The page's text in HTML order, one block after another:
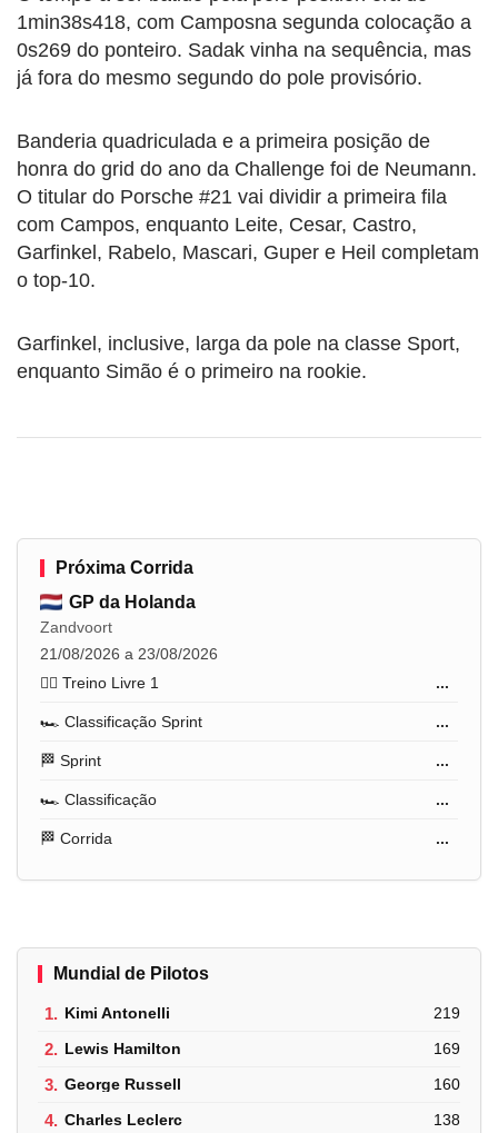
1min38s418, com Camposna segunda colocação a
0s269 do ponteiro. Sadak vinha na sequência, mas
já fora do mesmo segundo do pole provisório.
Banderia quadriculada e a primeira posição de
honra do grid do ano da Challenge foi de Neumann.
O titular do Porsche #21 vai dividir a primeira fila
com Campos, enquanto Leite, Cesar, Castro,
Garfinkel, Rabelo, Mascari, Guper e Heil completam
o top-10.
Garfinkel, inclusive, larga da pole na classe Sport,
enquanto Simão é o primeiro na rookie.
Próxima Corrida
GP da Holanda
Zandvoort
21/08/2026 a 23/08/2026
🏋️‍♂️ Treino Livre 1
...
🏎️ Classificação Sprint ...
🏁 Sprint ...
🏎️ Classificação ...
🏁 Corrida ...
Mundial de Pilotos
1. Kimi Antonelli 219
2. Lewis Hamilton 169
3. George Russell 160
4. Charles Leclerc 138